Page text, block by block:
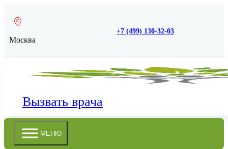
Москва
+7 (499) 130-32-03
Вызвать врача
МЕНЮ